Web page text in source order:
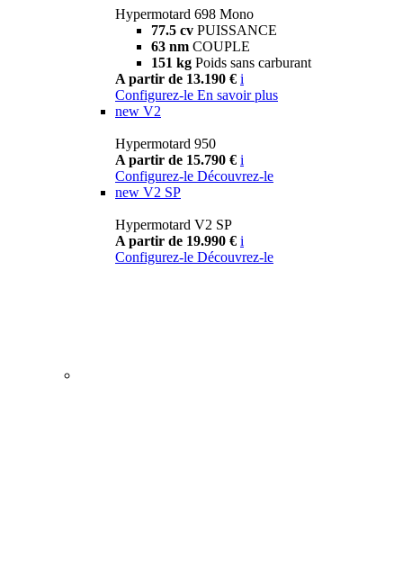
Hypermotard 698 Mono
77.5 cv PUISSANCE
63 nm COUPLE
151 kg Poids sans carburant
A partir de 13.190 € i
Configurez-le En savoir plus
new V2
Hypermotard 950
A partir de 15.790 € i
Configurez-le Découvrez-le
new V2 SP
Hypermotard V2 SP
A partir de 19.990 € i
Configurez-le Découvrez-le